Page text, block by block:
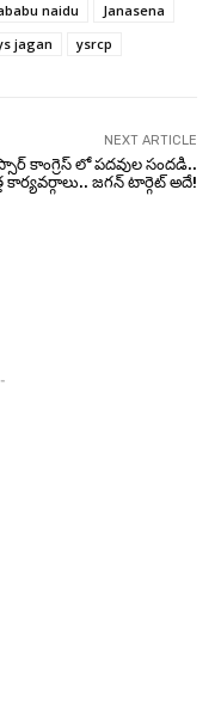
naidu
Janasena
jagan ysrcp
NEXT ARTICLE
కాంగ్రెస్ లో పదవుల సందడి..
కార్యవర్గాలు.. జగన్ టార్గెట్ అదే!